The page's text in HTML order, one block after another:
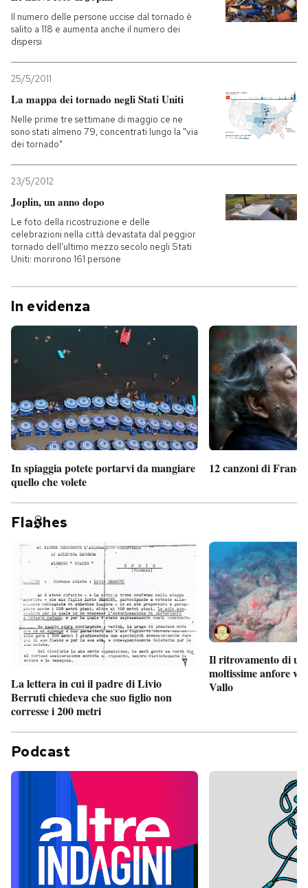
Entra
Il numero delle persone uccise dal tornado è
salito a 118 e aumenta anche il numero dei
dispersi
25/5/2011
La mappa dei tornado negli Stati Uniti
Nelle prime tre settimane di maggio ce ne
sono stati almeno 79, concentrati lungo la "via
dei tornado"
23/5/2012
Joplin, un anno dopo
Le foto della ricostruzione e delle
celebrazioni nella città devastata dal peggior
tornado dell'ultimo mezzo secolo negli Stati
Uniti: morirono 161 persone
In evidenza
In spiaggia potete portarvi da mangiare
quello che volete
12 canzoni di
Fla hes
La lettera in cui il padre di Livio
Berruti chiedeva che suo figlio non
corresse i 200 metri
Il ritrovamento di
moltissime anfore
Vallo
Podcast